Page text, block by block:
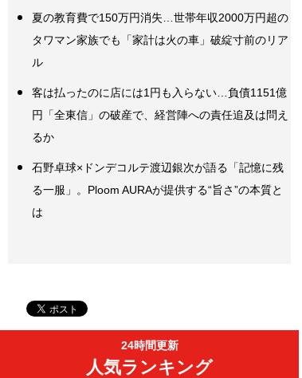
夏の教育費で150万円消失…世帯年収2000万円超の
タワマン家族でも「家計は火の車」破綻寸前のリア
ル
客は払ったのに店には1円も入らない…負債1151億
円「全東信」の破産で、経営陣への責任追及は問え
るか
石野卓球×ドンデコルテ渡辺銀次が語る「記憶に残
る一服」。Ploom AURAが提供する“旨さ”の本質と
は
24時間更新
人気ランキング